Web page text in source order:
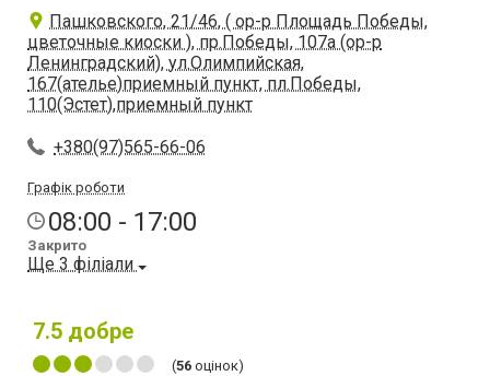
Пашковского, 21/46, ( ор-р Площадь Победы,
цветочные киоски ), пр.Победы, 107а (ор-р
Ленинградский), ул.Олимпийская,
167(ателье)приемный пункт, пл.Победы,
110(Эстет),приемный пункт
+380(97)565-66-06
Графік роботи
08:00 - 17:00
Закрито
Ще 3 філіали
7.5 добре
(56 оцінок)